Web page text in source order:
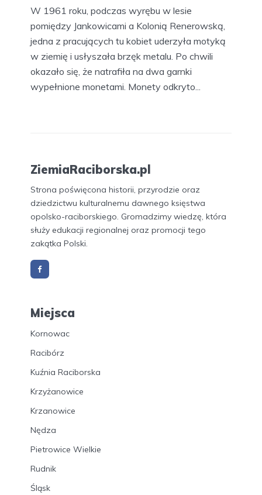
W 1961 roku, podczas wyrębu w lesie
pomiędzy Jankowicami a Kolonią Renerowską,
jedna z pracujących tu kobiet uderzyła motyką
w ziemię i usłyszała brzęk metalu. Po chwili
okazało się, że natrafiła na dwa garnki
wypełnione monetami. Monety odkryto...
ZiemiaRaciborska.pl
Strona poświęcona historii, przyrodzie oraz
dziedzictwu kulturalnemu dawnego księstwa
opolsko-raciborskiego. Gromadzimy wiedzę, która
służy edukacji regionalnej oraz promocji tego
zakątka Polski.
Miejsca
Kornowac
Racibórz
Kuźnia Raciborska
Krzyżanowice
Krzanowice
Nędza
Pietrowice Wielkie
Rudnik
Śląsk